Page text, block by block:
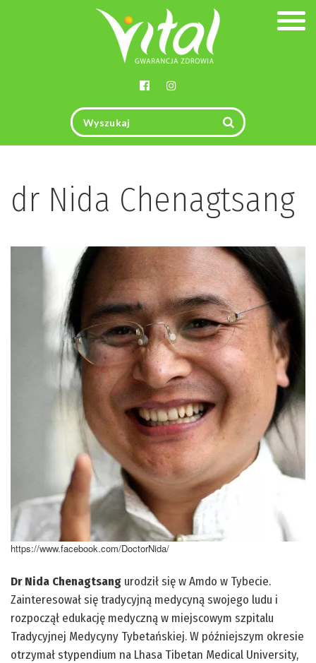
dr Nida Chenagtsang
https://www.facebook.com/DoctorNida/
Dr Nida Chenagtsang urodził się w Amdo w Tybecie.
Zainteresował się tradycyjną medycyną swojego ludu i
rozpoczął edukację medyczną w miejscowym szpitalu
Tradycyjnej Medycyny Tybetańskiej. W późniejszym okresie
otrzymał stypendium na Lhasa Tibetan Medical University,